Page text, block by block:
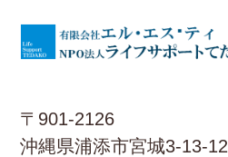
〒901-2126
沖縄県浦添市宮城3-13-12